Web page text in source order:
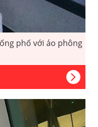
phố với áo phông